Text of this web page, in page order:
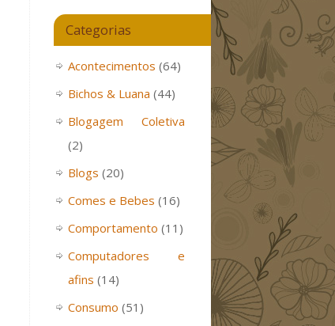
Categorias
Acontecimentos (64)
Bichos & Luana (44)
Blogagem Coletiva
(2)
Blogs (20)
Comes e Bebes (16)
Comportamento (11)
Computadores e
afins (14)
Consumo (51)